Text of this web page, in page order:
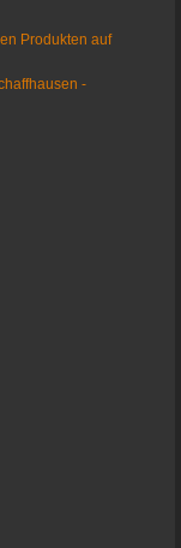
Produkten auf
-